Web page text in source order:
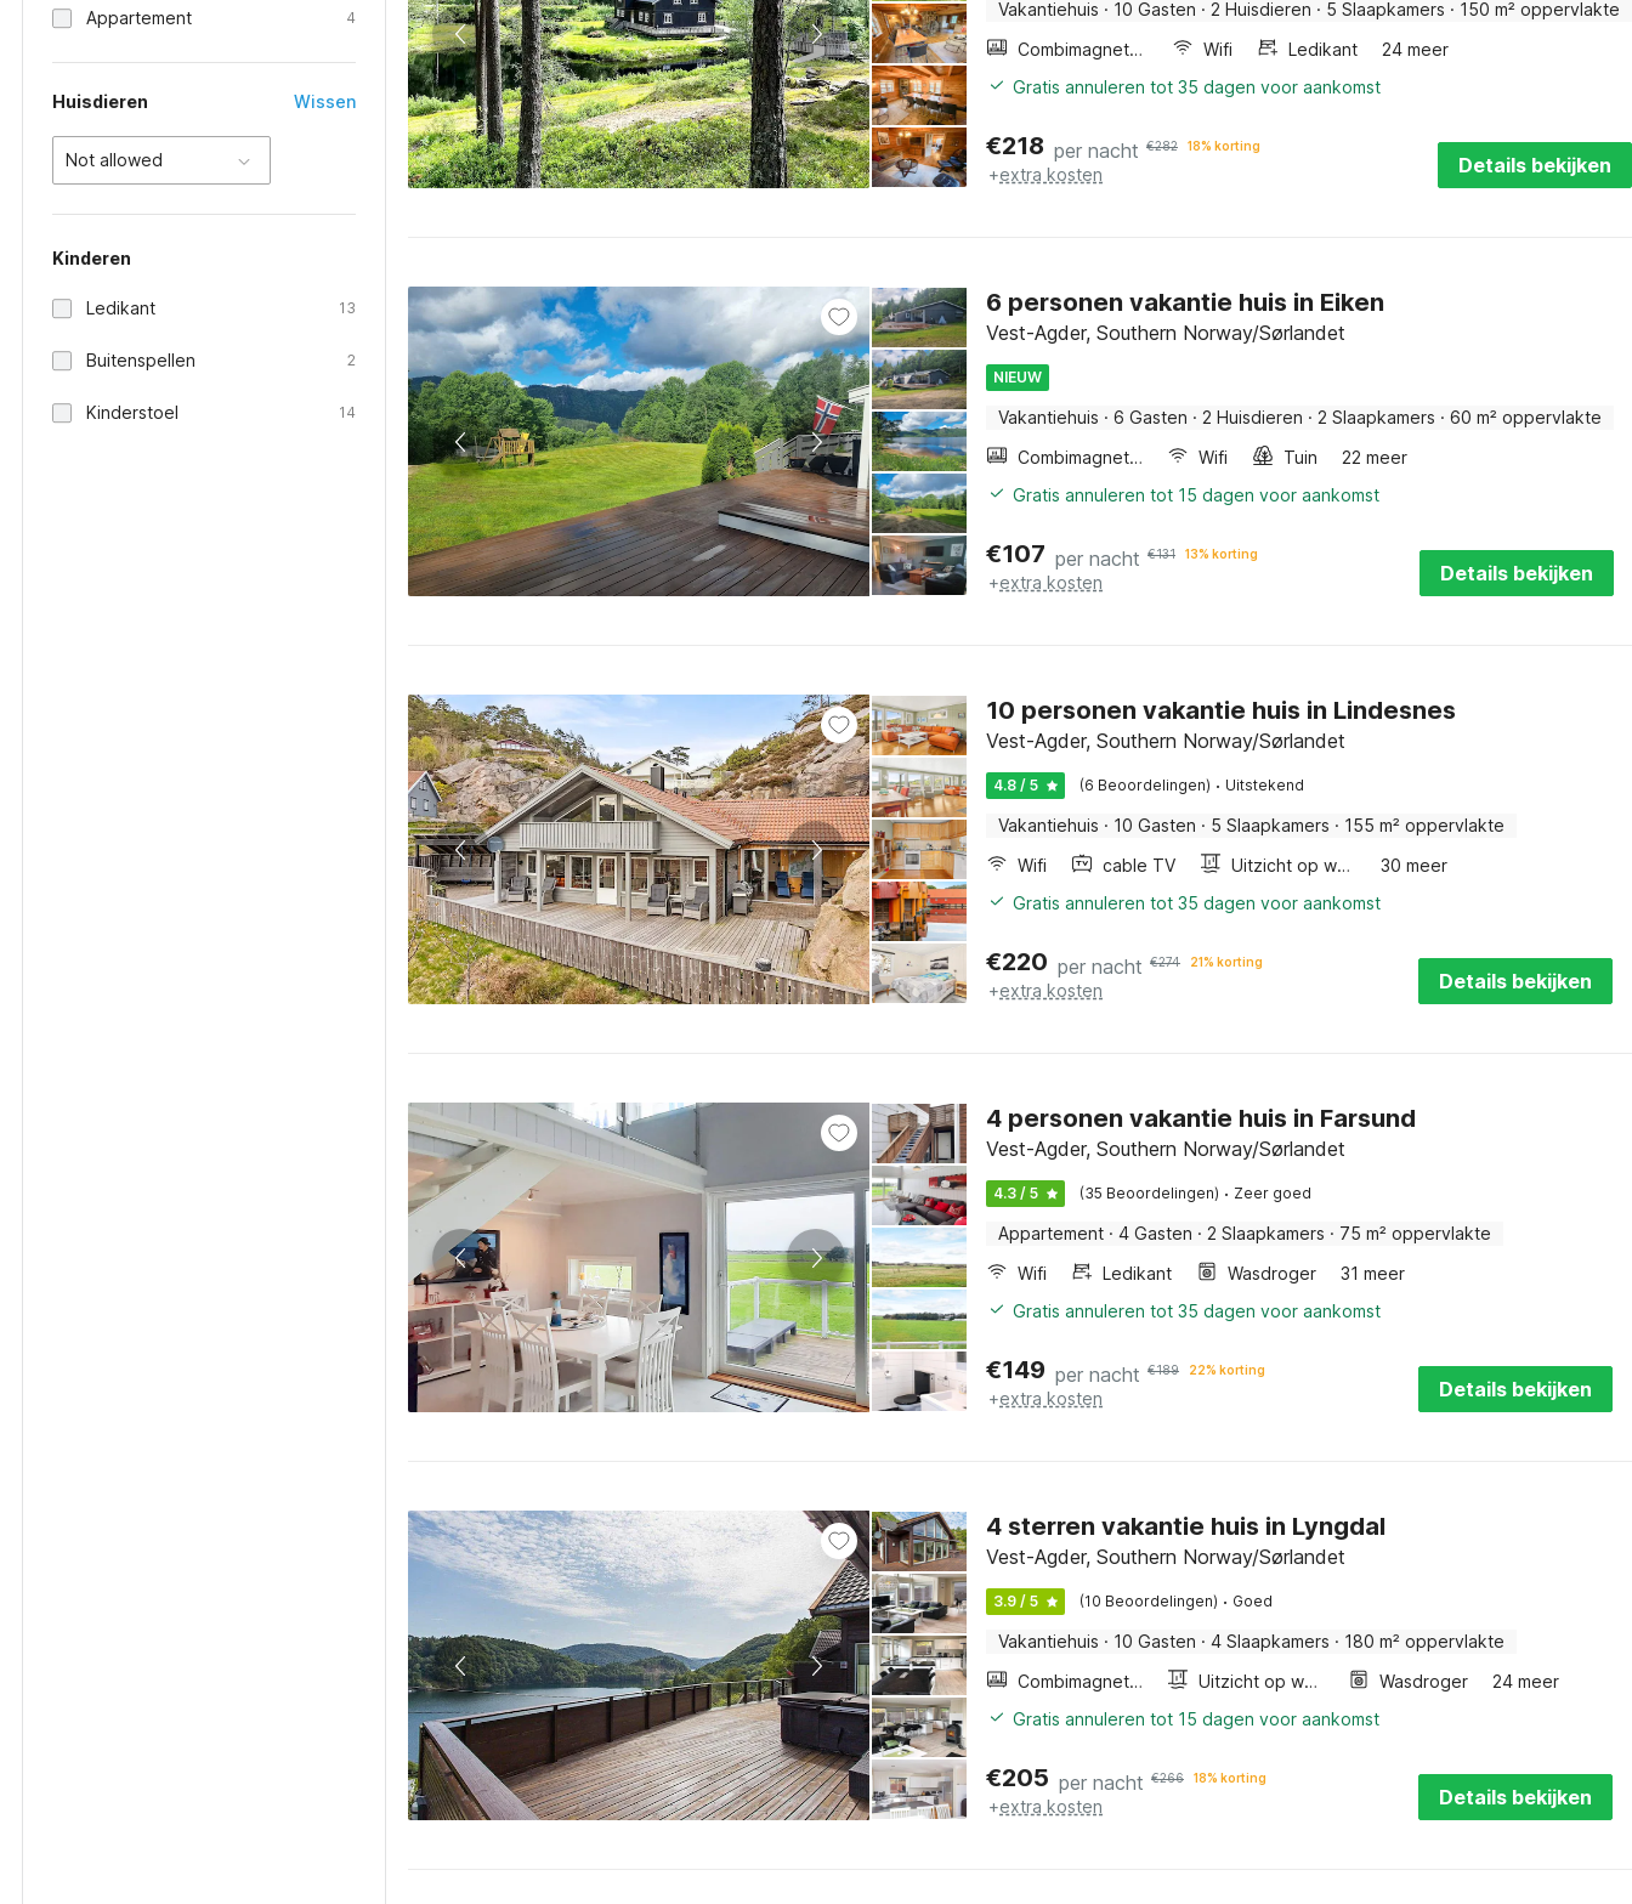
Appartement 4
Huisdieren Wissen
Not allowed
Kinderen
Ledikant 13
Buitenspellen 2
Kinderstoel 14
Vakantiehuis · 10 Gasten · 2 Huisdieren · 5 Slaapkamers · 150 m² oppervlakte
Combimagnetron
Wifi Ledikant
24 meer
Gratis annuleren tot 35 dagen voor aankomst
€218 per nacht €282 18% korting
+extra kosten Details bekijken
6 personen vakantie huis in Eiken
Vest-Agder, Southern Norway/Sørlandet
NIEUW
Vakantiehuis · 6 Gasten · 2 Huisdieren · 2 Slaapkamers · 60 m² oppervlakte
Combimagnetron
Wifi Tuin
22 meer
Gratis annuleren tot 15 dagen voor aankomst
€107 per nacht €131 13% korting
+extra kosten Details bekijken
10 personen vakantie huis in Lindesnes
Vest-Agder, Southern Norway/Sørlandet
4.8 / 5 (6 Beoordelingen) · Uitstekend
Vakantiehuis · 10 Gasten · 5 Slaapkamers · 155 m² oppervlakte
Wifi
cable TV Uitzicht op water
30 meer
Gratis annuleren tot 35 dagen voor aankomst
€220 per nacht €274 21% korting
+extra kosten Details bekijken
4 personen vakantie huis in Farsund
Vest-Agder, Southern Norway/Sørlandet
4.3 / 5 (35 Beoordelingen) · Zeer goed
Appartement · 4 Gasten · 2 Slaapkamers · 75 m² oppervlakte
Wifi
Ledikant Wasdroger
31 meer
Gratis annuleren tot 35 dagen voor aankomst
€149 per nacht €189 22% korting
+extra kosten Details bekijken
4 sterren vakantie huis in Lyngdal
Vest-Agder, Southern Norway/Sørlandet
3.9 / 5 (10 Beoordelingen) · Goed
Vakantiehuis · 10 Gasten · 4 Slaapkamers · 180 m² oppervlakte
Combimagnetron
Uitzicht op water Wasdroger
24 meer
Gratis annuleren tot 15 dagen voor aankomst
€205 per nacht €266 18% korting
+extra kosten Details bekijken